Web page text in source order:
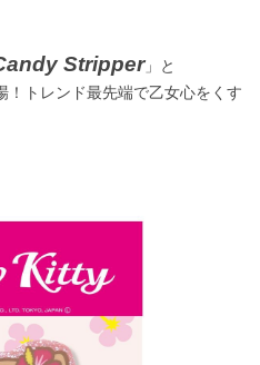
Stripper」と
！トレンド最先端で乙女心をくす